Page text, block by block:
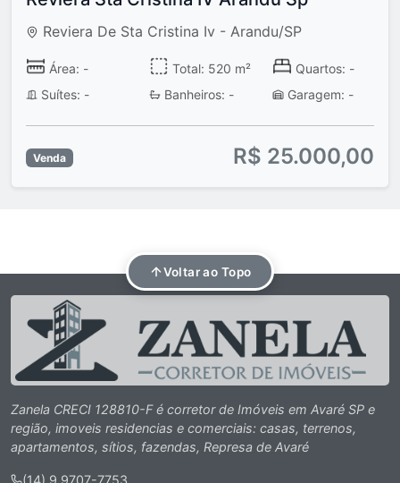
Reviera De Sta Cristina Iv - Arandu/SP
Área: - Total: 520 m²
Quartos: -
Suítes: -
Banheiros: - Garagem: -
Venda R$ 25.000,00
Voltar ao Topo
Zanela CRECI 128810-F é corretor de Imóveis em Avaré SP e
região, imoveis residencias e comerciais: casas, terrenos,
apartamentos, sítios, fazendas, Represa de Avaré